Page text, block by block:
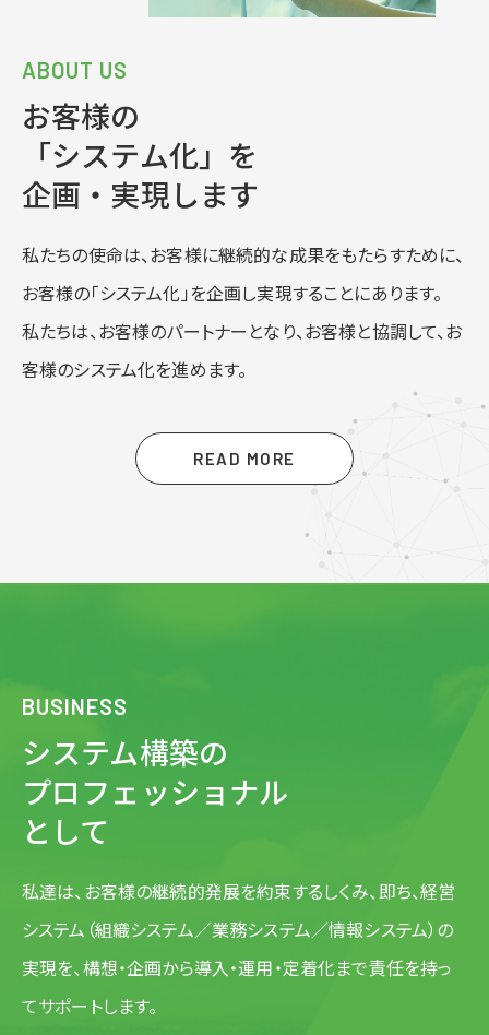
ABOUT US
お客様の
「システム化」を
企画・実現します
私たちの使命は、お客様に継続的な成果をもたらすために、
お客様の「システム化」を企画し実現することにあります。
私たちは、お客様のパートナーとなり、お客様と協調して、お
客様のシステム化を進めます。
READ MORE
BUSINESS
システム構築の
プロフェッショナル
として
私達は、お客様の継続的発展を約束するしくみ、即ち、経営
システム（組織システム／業務システム／情報システム）の
実現を、構想・企画から導入・運用・定着化まで責任を持っ
てサポートします。